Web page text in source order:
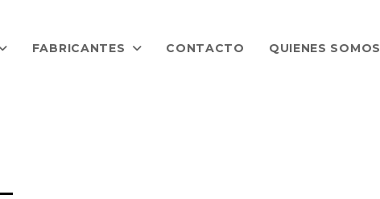
FABRICANTES CONTACTO QUIENES SOMOS